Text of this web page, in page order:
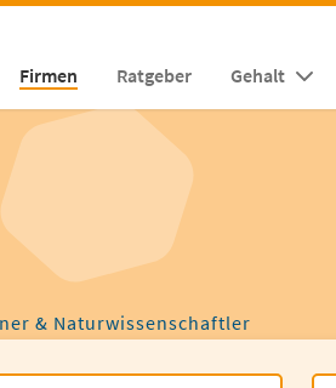
Firmen Ratgeber Gehalt
& Naturwissenschaftler